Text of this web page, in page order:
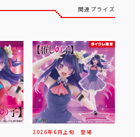
関連プライズ
2026年6 月 上旬 登場